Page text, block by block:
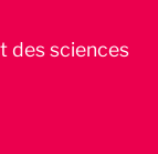
des sciences